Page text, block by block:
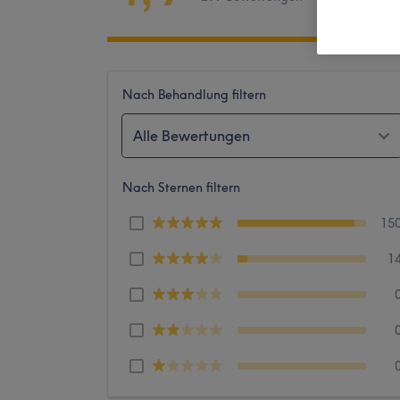
Nach Behandlung filtern
Alle Bewertungen
Nach Sternen filtern